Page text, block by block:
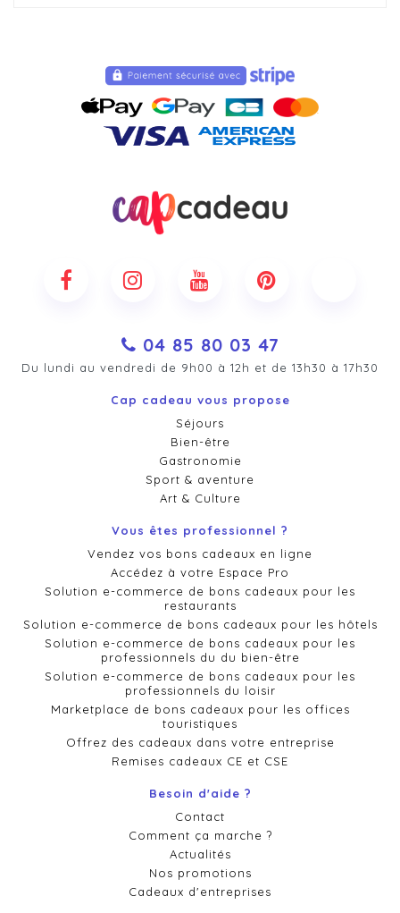
04 85 80 03 47
Du lundi au vendredi de 9h00 à 12h et de 13h30 à 17h30
Cap cadeau vous propose
Séjours
Bien-être
Gastronomie
Sport & aventure
Art & Culture
Vous êtes professionnel ?
Vendez vos bons cadeaux en ligne
Accédez à votre Espace Pro
Solution e-commerce de bons cadeaux pour les
restaurants
Solution e-commerce de bons cadeaux pour les hôtels
Solution e-commerce de bons cadeaux pour les
professionnels du du bien-être
Solution e-commerce de bons cadeaux pour les
professionnels du loisir
Marketplace de bons cadeaux pour les offices
touristiques
Offrez des cadeaux dans votre entreprise
Remises cadeaux CE et CSE
Besoin d'aide ?
Contact
Comment ça marche ?
Actualités
Nos promotions
Cadeaux d'entreprises